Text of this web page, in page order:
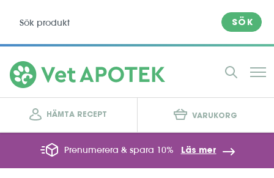
SÖK
HÄMTA RECEPT VARUKORG
Prenumerera & spara 10% Läs mer